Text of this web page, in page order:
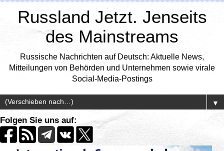
Russland Jetzt. Jenseits
des Mainstreams
Russische Nachrichten auf Deutsch: Aktuelle News,
Mitteilungen von Behörden und Unternehmen sowie virale
Social-Media-Postings
▼
Folgen Sie uns auf: